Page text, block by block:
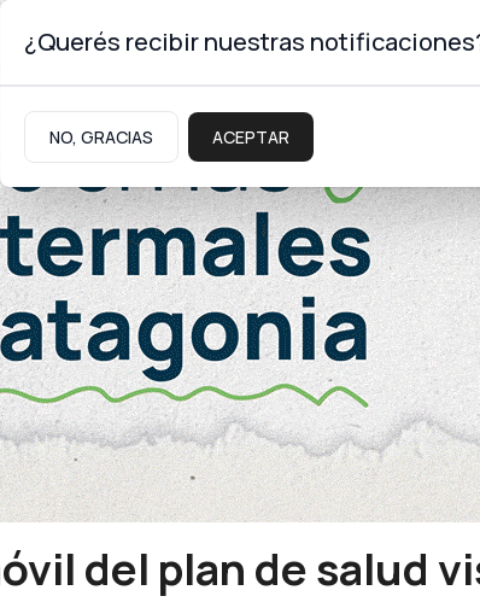
Turismo Educación Salud
del plan de salud
¿Querés recibir nuestras
NO, GRACIAS ACEPTAR